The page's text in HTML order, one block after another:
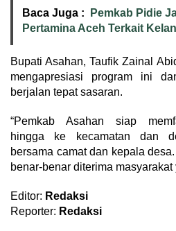
Baca Juga :
Pemkab Pidie
Pertamina Aceh Terkait
Bupati Asahan, Taufik Zainal
mengapresiasi program ini
berjalan tepat sasaran.
“Pemkab Asahan siap
hingga ke kecamatan dan
bersama camat dan kepala
benar-benar diterima masyarakat
Editor: Redaksi
Reporter: Redaksi